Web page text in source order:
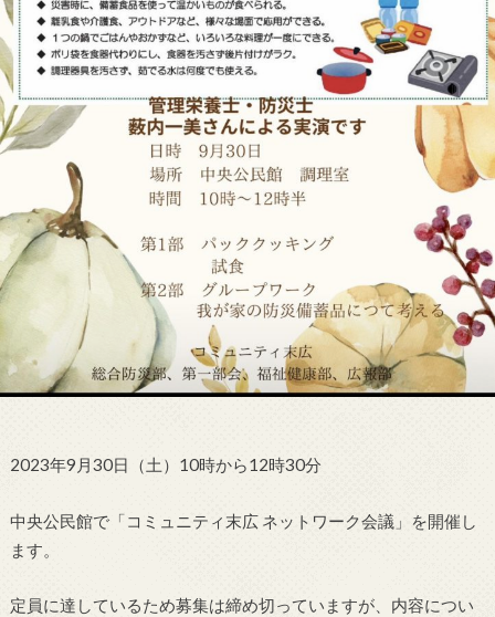
2023年9月30日（土）10時から12時30分
中央公民館で「コミュニティ末広 ネットワーク会議」を開催し
ます。
定員に達しているため募集は締め切っていますが、内容につい